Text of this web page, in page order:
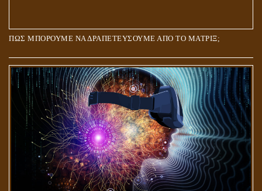
ΠΩΣ ΜΠΟΡΟΥΜΕ ΝΑ ΔΡΑΠΕΤΕΥΣΟΥΜΕ ΑΠΟ ΤΟ ΜΑΤΡΙΞ;